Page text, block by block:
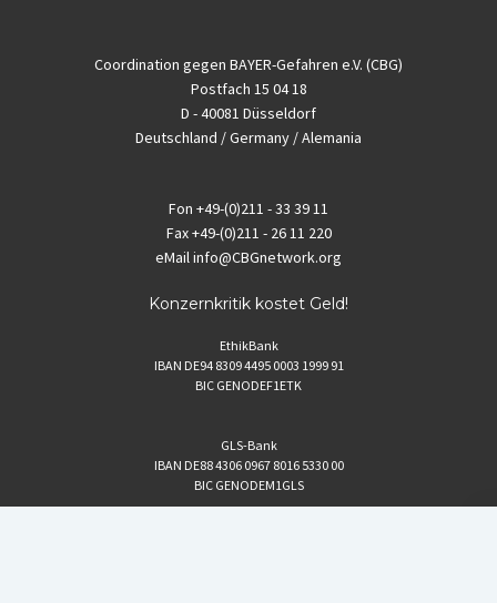
Coordination gegen BAYER-Gefahren e.V. (CBG)
Postfach 15 04 18
D - 40081 Düsseldorf
Deutschland / Germany / Alemania
Fon +49-(0)211 - 33 39 11
Fax+49-(0)211 - 26 11 220
eMailinfo@CBGnetwork.org
Konzernkritik kostet Geld!
EthikBank
IBAN DE94 8309 4495 0003 1999 91
BIC GENODEF1ETK
GLS-Bank
IBAN DE88 4306 0967 8016 5330 00
BIC GENODEM1GLS